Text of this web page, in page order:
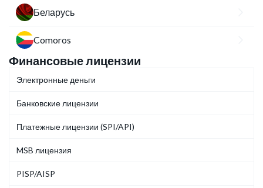
Беларусь
Comoros
Финансовые лицензии
Электронные деньги
Банковские лицензии
Платежные лицензии (SPI/API)
MSB лицензия
PISP/AISP